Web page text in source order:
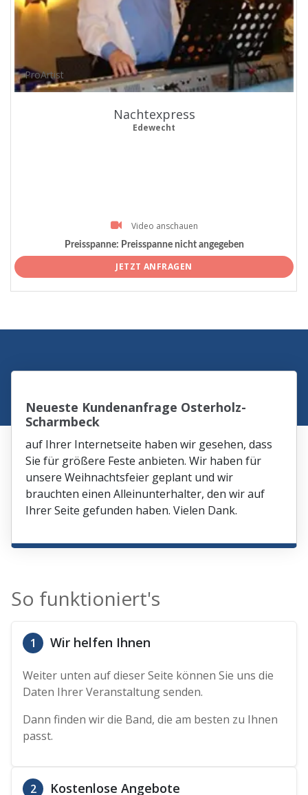
ProArtist
Nachtexpress
Edewecht
Video anschauen
Preisspanne: Preisspanne nicht angegeben
JETZT ANFRAGEN
Neueste Kundenanfrage Osterholz-
Scharmbeck
auf Ihrer Internetseite haben wir gesehen, dass
Sie für größere Feste anbieten. Wir haben für
unsere Weihnachtsfeier geplant und wir
brauchten einen Alleinunterhalter, den wir auf
Ihrer Seite gefunden haben. Vielen Dank.
So funktioniert's
1 Wir helfen Ihnen
Weiter unten auf dieser Seite können Sie uns die
Daten Ihrer Veranstaltung senden.
Dann finden wir die Band, die am besten zu Ihnen
passt.
2 Kostenlose Angebote